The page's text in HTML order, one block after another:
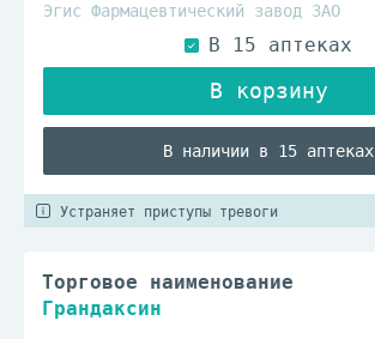
Эгис Фармацевтический завод ЗАО
В наличии в 15 аптеках
Устраняет приступы тревоги
Торговое наименование
Грандаксин